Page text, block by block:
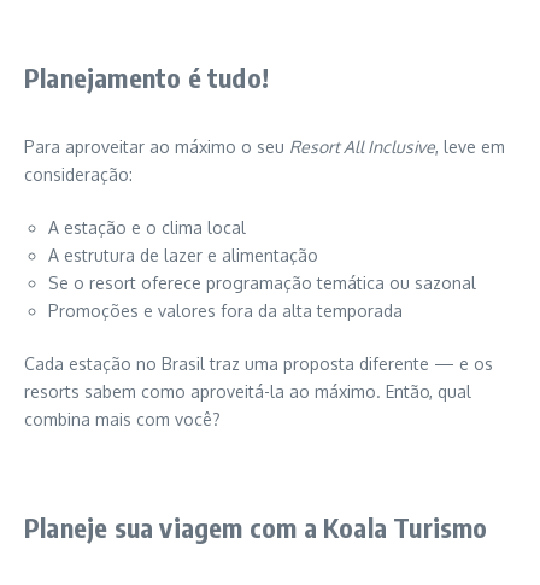
Planejamento é tudo!
Para aproveitar ao máximo o seu Resort All Inclusive, leve em
consideração:
A estação e o clima local
A estrutura de lazer e alimentação
Se o resort oferece programação temática ou sazonal
Promoções e valores fora da alta temporada
Cada estação no Brasil traz uma proposta diferente — e os
resorts sabem como aproveitá-la ao máximo. Então, qual
combina mais com você?
Planeje sua viagem com a Koala Turismo